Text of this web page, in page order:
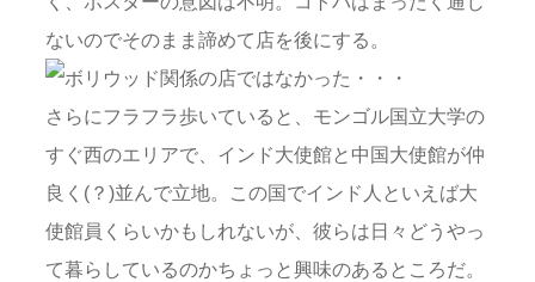
ないのでそのまま諦めて店を後にする。
さらにフラフラ歩いていると、モンゴル国立大学の
すぐ西のエリアで、インド大使館と中国大使館が仲
良く(？)並んで立地。この国でインド人といえば大
使館員くらいかもしれないが、彼らは日々どうやっ
て暮らしているのかちょっと興味のあるところだ。